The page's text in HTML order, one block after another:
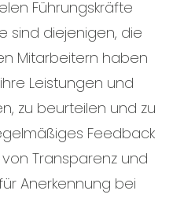
Führungskräfte
sind diejenigen, die
Mitarbeitern haben
Leistungen und
zu beurteilen und zu
Feedback
Transparenz und
Anerkennung bei